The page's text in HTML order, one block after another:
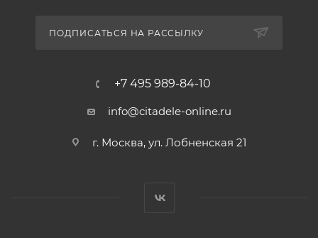
ПОДПИСАТЬСЯ НА РАССЫЛКУ
+7 495 989-84-10
info@citadele-online.ru
г. Москва, ул. Лобненская 21